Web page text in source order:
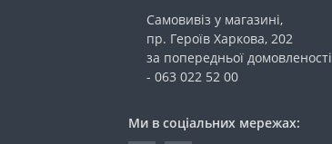
Самовивіз у магазині,
пр. Героїв Харкова, 202
за попередньої домовленості
- 063 022 52 00
Ми в соціальних мережах: